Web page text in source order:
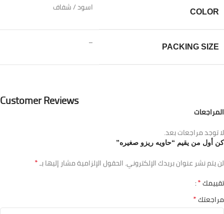
COLOR اسود / شفاف
PACKING SIZE
–
Customer Reviews
المراجعات
لا توجد مراجعات بعد.
كن أول من يقيم “حاويه ريزو صغيره”
لن يتم نشر عنوان بريدك الإلكتروني.الحقول الإلزامية مشار إليها بـ*
تقييمك*
مراجعتك*